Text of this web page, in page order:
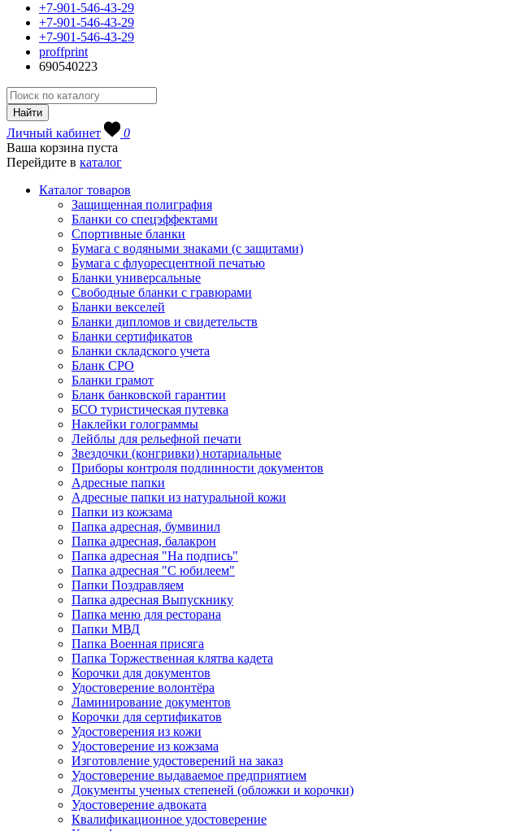
+7-901-546-43-29
+7-901-546-43-29
+7-901-546-43-29
proffprint
690540223
Личный кабинет
0
Ваша корзина пуста
Перейдите в каталог
Каталог товаров
Защищенная полиграфия
Бланки со спецэффектами
Спортивные бланки
Бумага с водяными знаками (с защитами)
Бумага с флуоресцентной печатью
Бланки универсальные
Свободные бланки с гравюрами
Бланки векселей
Бланки дипломов и свидетельств
Бланки сертификатов
Бланки складского учета
Бланк СРО
Бланки грамот
Бланк банковской гарантии
БСО туристическая путевка
Наклейки голограммы
Лейблы для рельефной печати
Звездочки (конгривки) нотариальные
Приборы контроля подлинности документов
Адресные папки
Адресные папки из натуральной кожи
Папки из кожзама
Папка адресная, бумвинил
Папка адресная, балакрон
Папка адресная "На подпись"
Папка адресная "C юбилеем"
Папки Поздравляем
Папка адресная Выпускнику
Папка меню для ресторана
Папки МВД
Папка Военная присяга
Папка Торжественная клятва кадета
Корочки для документов
Удостоверение волонтёра
Ламинирование документов
Корочки для сертификатов
Удостоверения из кожи
Удостоверение из кожзама
Изготовление удостоверений на заказ
Удостоверение выдаваемое предприятием
Документы ученых степеней (обложки и корочки)
Удостоверение адвоката
Квалификационное удостоверение